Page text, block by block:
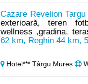
Cazare Revelion
exterioară, teren
wellness ,gradina,
62 km, Reghin 44 km,
Hotel*** Târgu Mureș